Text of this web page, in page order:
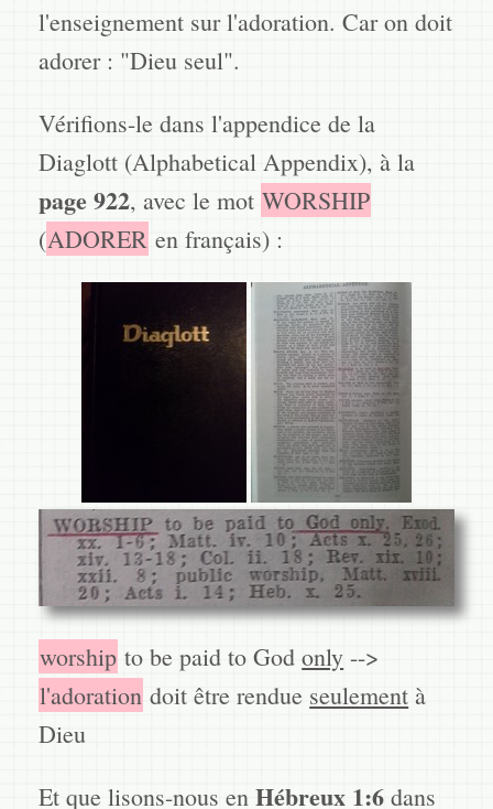
l'enseignement sur l'adoration. Car on doit
adorer : "Dieu seul".
Vérifions-le dans l'appendice de la
Diaglott (Alphabetical Appendix), à la
page 922, avec le mot WORSHIP
(ADORER en français) :
worship to be paid to Godonly -->
l'adoration doit être rendue seulement à
Dieu
Et que lisons-nous enHébreux 1:6 dans